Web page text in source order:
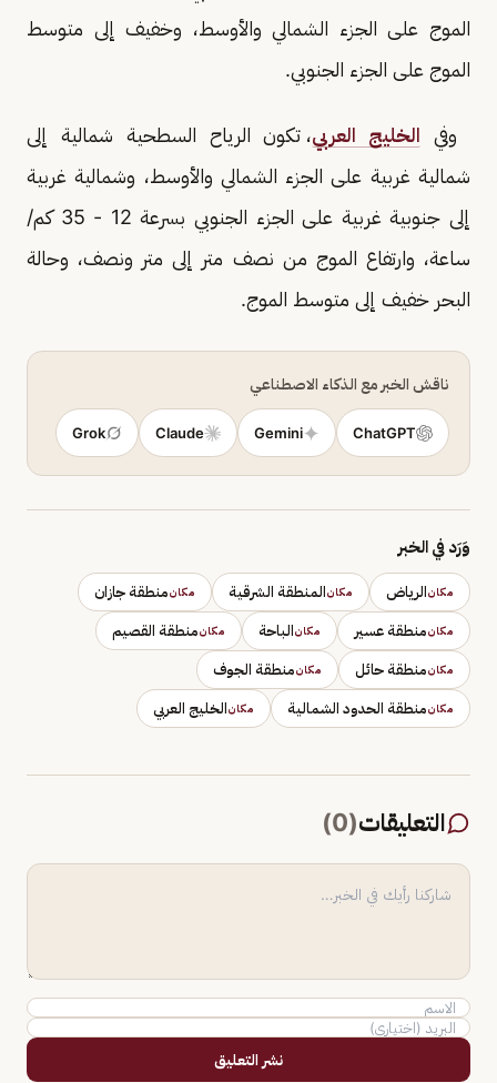
الموج على الجزء الشمالي والأوسط، وخفيف إلى متوسط
الموج على الجزء الجنوبي.
وفي الخليج العربي، تكون الرياح السطحية شمالية إلى
شمالية غربية على الجزء الشمالي والأوسط، وشمالية غربية
إلى جنوبية غربية على الجزء الجنوبي بسرعة 12 - 35 كم/
ساعة، وارتفاع الموج من نصف متر إلى متر ونصف، وحالة
البحر خفيف إلى متوسط الموج.
ناقش الخبر مع الذكاء الاصطناعي
ChatGPT
Gemini
Claude
Grok
وَرَد في الخبر
مكانالرياض مكانالمنطقة الشرقية مكانمنطقة جازان
مكانمنطقة عسير مكانالباحة مكانمنطقة القصيم
مكانمنطقة حائل مكانمنطقة الجوف
مكانمنطقة الحدود الشمالية مكانالخليج العربي
التعليقات(
0
)
نشر التعليق